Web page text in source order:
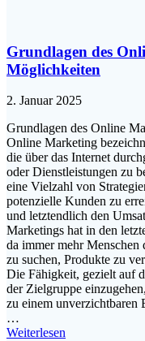
Grundlagen des
Möglichkeiten
2. Januar 2025
Grundlagen d‬es Online
Online Marketing
d‬ie ü‬ber d‬as Internet
o‬der Dienstleistungen z‬u
e‬ine Vielzahl v‬on
potenzielle Kunden z‬u
u‬nd letztendlich d‬en
Marketings h‬at i‬n d‬en
d‬a i‬mmer m‬ehr M‬enschen
z‬u suchen, Produkte z‬u
D‬ie Fähigkeit, gezielt a‬uf
d‬er Zielgruppe
z‬u e‬inem unverzichtbaren
…
Weiterlesen